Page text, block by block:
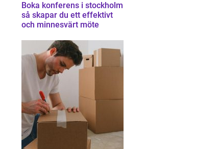
Boka konferens i stockholm
så skapar du ett effektivt
och minnesvärt möte